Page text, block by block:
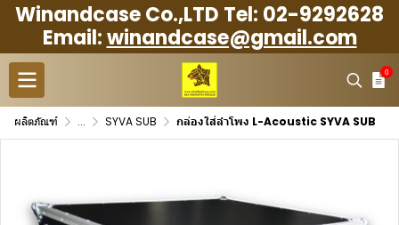
Winandcase Co.,LTD Tel: 02-9292628
Email:winandcase@gmail.com
0
ผลิตภัณฑ์ ... SYVA SUB กล่องใส่ลำโพง L-Acoustic SYVA SUB